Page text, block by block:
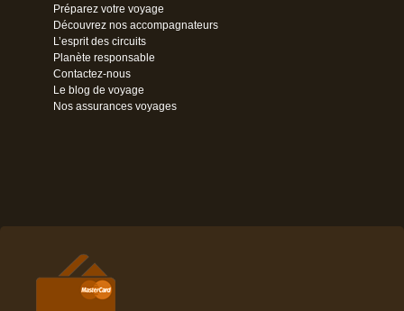
Préparez votre voyage
Découvrez nos accompagnateurs
L’esprit des circuits
Planète responsable
Contactez-nous
Le blog de voyage
Nos assurances voyages